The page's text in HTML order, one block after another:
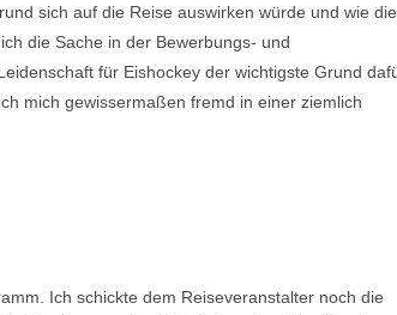
sich auf die Reise auswirken würde und wie die
die Sache in der Bewerbungs- und
für Eishockey der wichtigste Grund
mich gewissermaßen fremd in einer ziemlich
Ich schickte dem Reiseveranstalter noch die